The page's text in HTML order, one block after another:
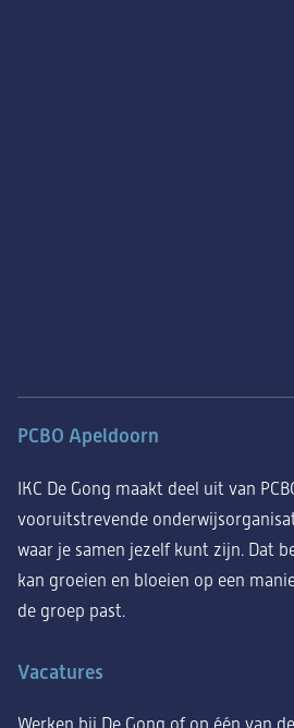
PCBO Apeldoorn
IKC De Gong maakt deel uit van
vooruitstrevende
waar je samen jezelf kunt zijn. Dat
kan groeien en bloeien op een
de groep past.
Vacatures